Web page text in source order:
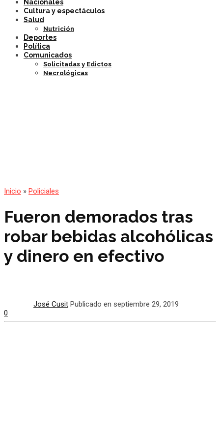
Nacionales
Cultura y espectáculos
Salud
Nutrición
Deportes
Política
Comunicados
Solicitadas y Edictos
Necrológicas
Inicio » Policiales
Fueron demorados tras
robar bebidas alcohólicas
y dinero en efectivo
José Cusit Publicado en septiembre 29, 2019
0